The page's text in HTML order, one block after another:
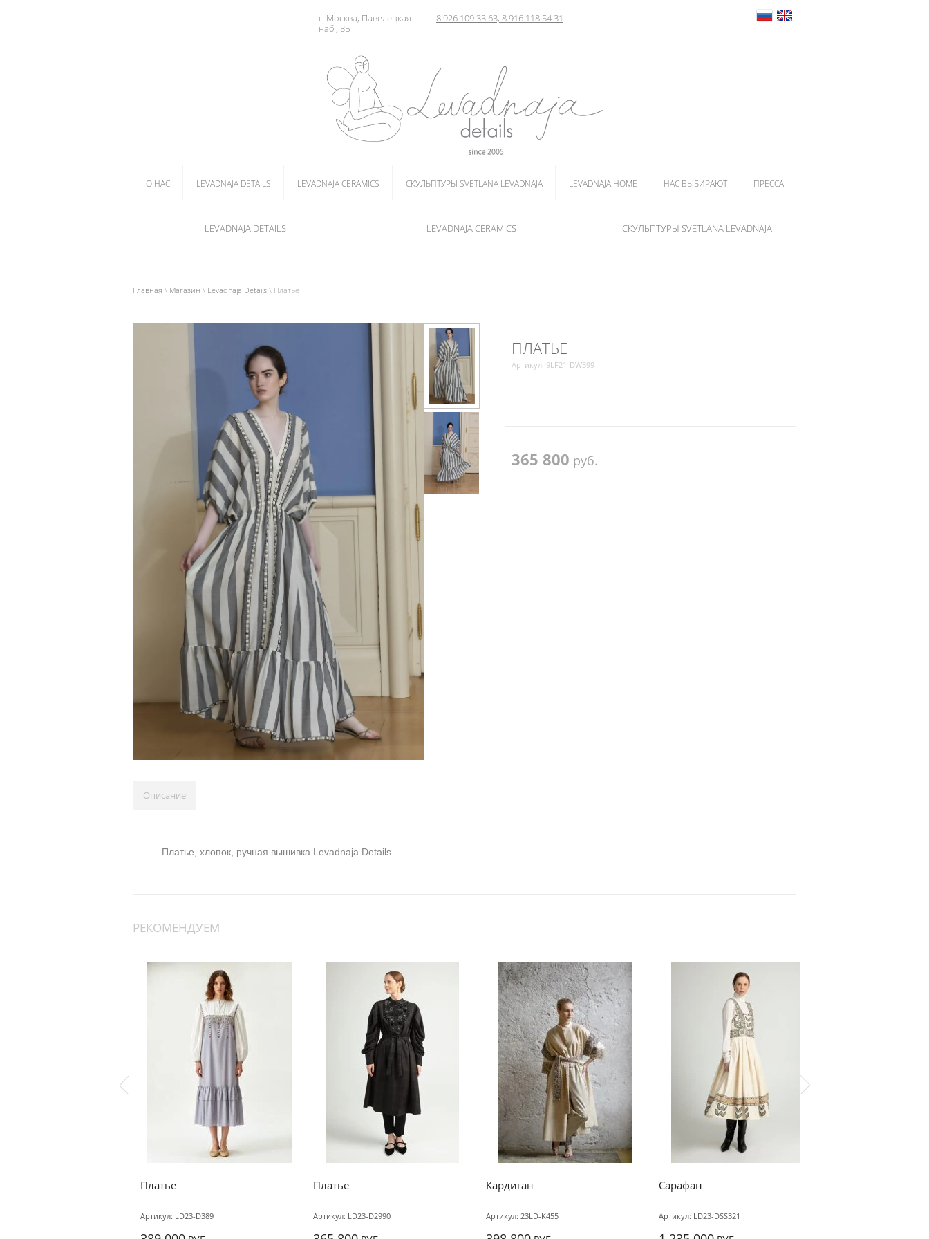
г. Москва, Павелецкая
наб., 8Б
8 926 109 33 63, 8 916 118 54 31
О НАС LEVADNAJA DETAILS LEVADNAJA CERAMICS СКУЛЬПТУРЫ SVETLANA LEVADNAJA LEVADNAJA HOME НАС ВЫБИРАЮТ ПРЕССА
LEVADNAJA DETAILS LEVADNAJA CERAMICS СКУЛЬПТУРЫ SVETLANA LEVADNAJA
Главная \ Магазин \ Levadnaja Details \ Платье
ПЛАТЬЕ
Артикул: 9LF21-DW399
365 800 руб.
Описание
Платье, хлопок, ручная вышивка Levadnaja Details
РЕКОМЕНДУЕМ
Платье
Артикул: LD23-D389
Платье
Артикул: LD23-D2990
Кардиган
Артикул: 23LD-K455
Сарафан
Артикул: LD23-DSS321